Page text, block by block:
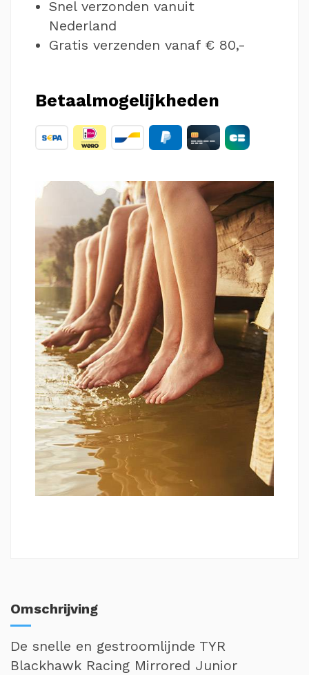
Snel verzonden vanuit
Nederland
Gratis verzenden vanaf € 80,-
Betaalmogelijkheden
Omschrijving
De snelle en gestroomlijnde TYR
Blackhawk Racing Mirrored Junior